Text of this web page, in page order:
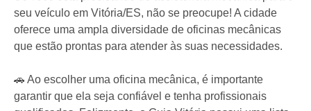
seu veículo em Vitória/ES, não se preocupe! A cidade
oferece uma ampla diversidade de oficinas mecânicas
que estão prontas para atender às suas necessidades.
🚗 Ao escolher uma oficina mecânica, é importante
garantir que ela seja confiável e tenha profissionais